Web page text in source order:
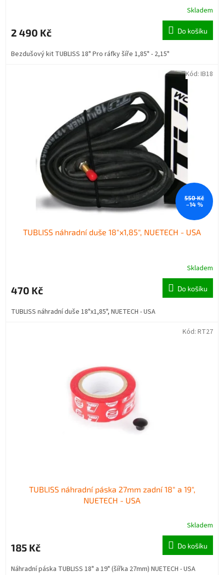
Skladem
2 490 Kč Do košíku
Bezdušový kit TUBLISS 18" Pro ráfky šíře 1,85" - 2,15"
550 Kč
–14 %
TUBLISS náhradní duše 18"x1,85", NUETECH - USA
Skladem
470 Kč Do košíku
TUBLISS náhradní duše 18"x1,85", NUETECH - USA
Kód: IB18
TUBLISS náhradní páska 27mm zadní 18" a 19",
NUETECH - USA
Skladem
185 Kč Do košíku
Náhradní páska TUBLISS 18" a 19" (šířka 27mm) NUETECH - USA
Kód: RT27